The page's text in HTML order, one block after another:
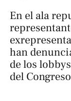
En el ala
han
de los
del